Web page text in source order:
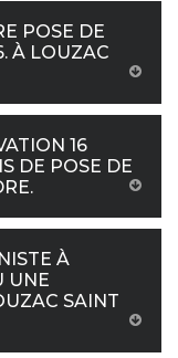
POSE DE
À LOUZAC
16
DE POSE DE
À
UNE
SAINT